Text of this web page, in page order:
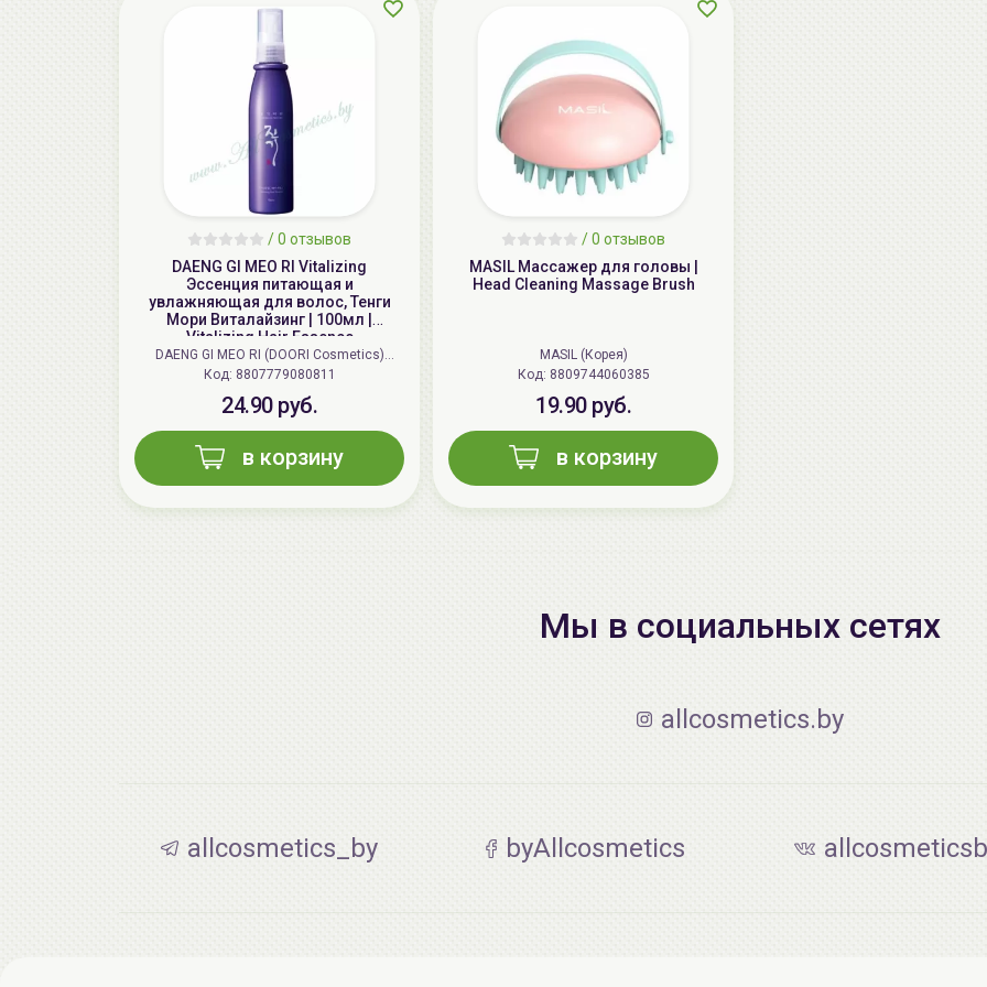
/0 отзывов
DAENG GI MEO RI Vitalizing
Эссенция питающая и
увлажняющая для волос, Тенги
Мори Виталайзинг | 100мл |
Vitalizing Hair Essence
DAENG GI MEO RI (DOORI Cosmetics)
(Корея)
Код: 8807779080811
24.90 руб.
в корзину
/0 отзывов
MASIL Массажер для головы |
Head Cleaning Massage Brush
MASIL (Корея)
Код: 8809744060385
19.90 руб.
в корзину
Мы в социальных сетях
allcosmetics.by
allcosmetics_by byAllcosmetics